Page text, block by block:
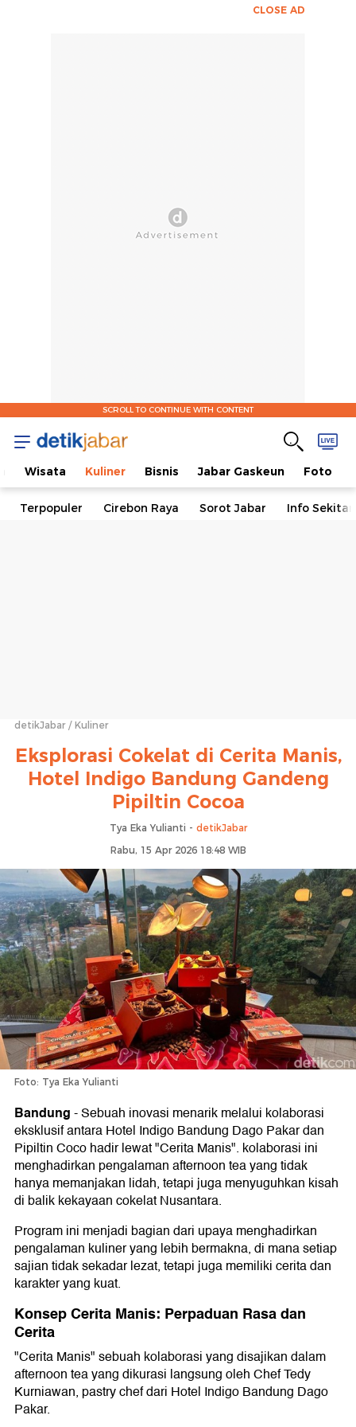
CLOSE AD
SCROLL TO CONTINUE WITH CONTENT
Wisata Kuliner Bisnis Jabar Gaskeun Foto
Terpopuler Cirebon Raya Sorot Jabar Info
detikJabar Kuliner
Eksplorasi Cokelat di Cerita Manis,
Hotel Indigo Bandung Gandeng
Pipiltin Cocoa
Tya Eka Yulianti - detikJabar
Rabu, 15 Apr 2026 18:48 WIB
Foto: Tya Eka Yulianti
Bandung-Sebuah inovasi menarik melalui kolaborasi
eksklusif antara Hotel Indigo Bandung Dago Pakar dan
Pipiltin Coco hadir lewat "Cerita Manis". kolaborasi ini
menghadirkan pengalaman afternoon tea yang tidak
hanya memanjakan lidah, tetapi juga menyuguhkan kisah
di balik kekayaan cokelat Nusantara.
Program ini menjadi bagian dari upaya menghadirkan
pengalaman kuliner yang lebih bermakna, di mana setiap
sajian tidak sekadar lezat, tetapi juga memiliki cerita dan
karakter yang kuat.
Konsep Cerita Manis: Perpaduan Rasa dan
Cerita
"Cerita Manis" sebuah kolaborasi yang disajikan dalam
afternoon tea yang dikurasi langsung oleh Chef Tedy
Kurniawan, pastry chef dari Hotel Indigo Bandung Dago
Pakar.